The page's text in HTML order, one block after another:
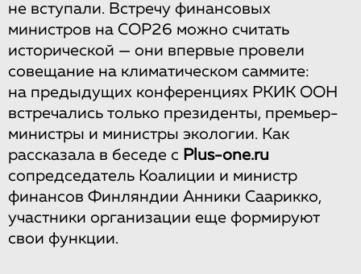
не вступали. Встречу финансовых
министров на COP26 можно считать
исторической — они впервые провели
совещание на климатическом саммите:
на предыдущих конференциях РКИК ООН
встречались только президенты, премьер-
министры и министры экологии. Как
рассказала в беседе с Plus-one.ru
сопредседатель Коалиции и министр
финансов Финляндии Анники Саарикко,
участники организации еще формируют
свои функции.